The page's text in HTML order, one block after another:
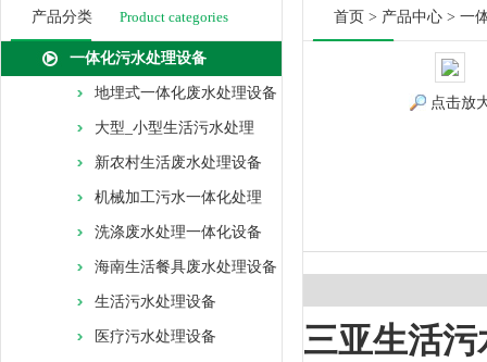
产品分类 Product categories
一体化污水处理设备
地埋式一体化废水处理设备
大型_小型生活污水处理
新农村生活废水处理设备
机械加工污水一体化处理
洗涤废水处理一体化设备
海南生活餐具废水处理设备
生活污水处理设备
医疗污水处理设备
首页 > 产品中心 > 一
点击放
三亚生活